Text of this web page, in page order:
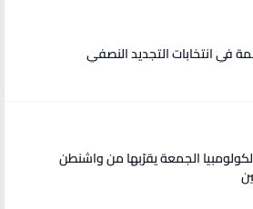
في انتخابات التجديد النصفي
الجمعة يقرّبها من واشنطن